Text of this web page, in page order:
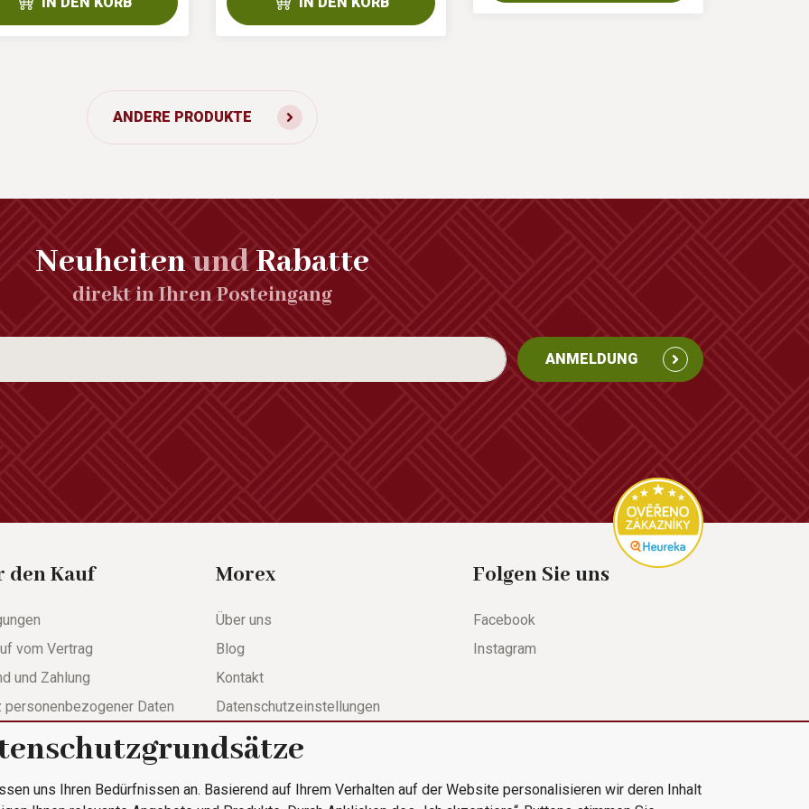
ANDERE PRODUKTE
NeuheitenundRabatte
direkt in Ihren Posteingang
ANMELDUNG
den Kauf
vom Vertrag
und Zahlung
personenbezogener Daten
Bestellung
Morex
Über uns
Blog
Kontakt
Datenschutzeinstellungen
Folgen Sie uns
Facebook
Instagram
uns Ihren Bedürfnissen an. Basierend auf Ihrem Verhalten auf der Website personalisieren wir deren Inhalt